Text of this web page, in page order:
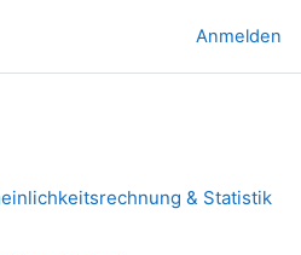
Anmelden
& Statistik